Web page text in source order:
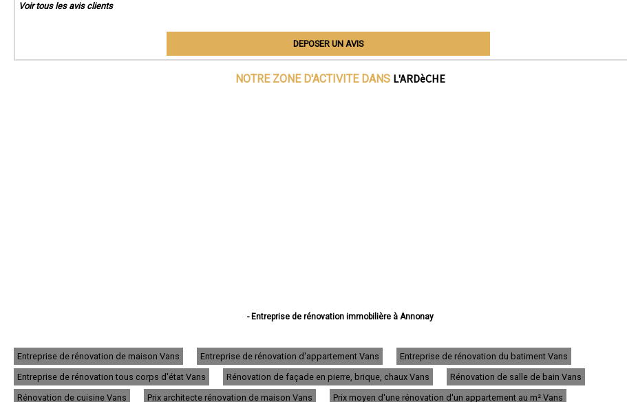
Voir tous les avis clients
DEPOSER UN AVIS
NOTRE ZONE D'ACTIVITE DANS L'ARDèCHE
- Entreprise de rénovation immobilière à Annonay
- Entreprise de rénovation immobilière à Tournon-sur-Rhône
- Entreprise de rénovation immobilière à Privas
- Entreprise de rénovation immobilière à Le Teil
- Entreprise de rénovation immobilière à Saint-Péray
Entreprise de rénovation de maison Vans Entreprise de rénovation d'appartement Vans
Entreprise de rénovation du batiment Vans
Entreprise de rénovation tous corps d'état Vans
Rénovation de façade en pierre, brique, chaux Vans
Rénovation de salle de bain Vans
Rénovation de cuisine Vans
Prix architecte rénovation de maison Vans Prix moyen d'une rénovation d'un appartement au m² Vans